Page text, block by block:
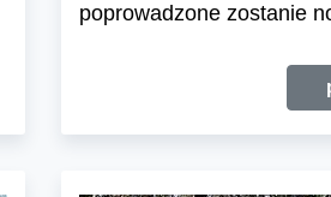
poprowadzone zostanie